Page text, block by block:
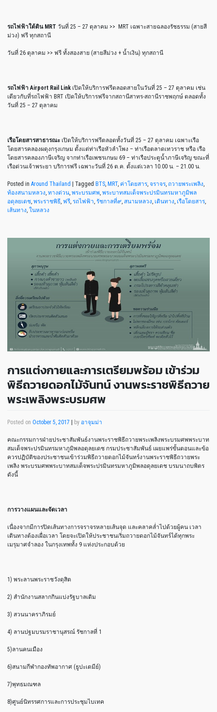
รถไฟฟ้าใต้ดิน MRT วันที่ 25 – 27 ตุลาคม >> MRT เฉพาะสายฉลองรัชธรรม (สายสี
ม่วง) ฟรี ทุกสถานี
วันที่ 26 ตุลาคม >> ฟรี ทั้งสองสาย (สายสีม่วง + น้ำเงิน) ทุกสถานี
รถไฟฟ้า Airport Rail Link เปิดให้บริการฟรีตลอดสายในวันที่ 25 – 27 ตุลาคม เช่น
เดียวกับที่รถไฟฟ้า BRT เปิดให้บริการฟรีจากสถานีสาทร-สถานีราชพฤกษ์ ตลอดทั้ง
วันที่ 25 – 27 ตุลาคม
เรือโดยสารสาธารณะ เปิดให้บริการฟรีตลอดทั้งวันที่ 25 – 27 ตุลาคม เฉพาะเรือ
โดยสารคลองผดุงกรุงเกษม ตั้งแต่ท่าเรือหัวลำโพง – ท่าเรือตลาดเทวราช หรือ เรือ
โดยสารคลองภาษีเจริญ จากท่าเรือเพชรเกษม 69 – ท่าเรือประตูน้ำภาษีเจริญ ขณะที่
เรือด่วนเจ้าพระยา บริการฟรี เฉพาะวันที่ 26 ต.ค. ตั้งแต่เวลา 10.00 น. – 21.00 น.
Posted in Around Thailand | Tagged BTS MRT, ค่าโดยสาร จราจร ถวายพระเพลิง
ท้องสนามหลวง ทางด่วน พระบรมศพ พระบาทสมเด็จพระปรมินทรมหาภูมิพล
อดุลยเดช พระราชพิธี ฟรี รถไฟฟ้า รัชกาลที่๙ สนามหลวง เดินทาง เรือโดยสาร
เส้นทาง ในหลวง
การแต่งกายและการเตรียมพร้อม เข้าร่วม
พิธีถวายดอกไม้จันทน์ งานพระราชพิธีถวาย
พระเพลิงพระบรมศพ
Posted on October 5, 2017 by อาจุมม่า
คณะกรรมการฝ่ายประชาสัมพันธ์งานพระราชพิธีถวายพระเพลิงพระบรมศพพระบาท
สมเด็จพระปรมินทรมหาภูมิพลอดุลยเดช กรมประชาสัมพันธ์ เผยแพร่ขั้นตอนและข้อ
ควรปฏิบัติของประชาชนเข้าร่วมพิธีถวายดอกไม้จันทร์งานพระราชพิธีถวายพระ
เพลิง พระบรมศพพระบาทสมเด็จพระปรมินทรมหาภูมิพลอดุลยเดช บรมนาถบพิตร
ดังนี้
การวางแผนและจัดเวลา
เนื่องจากมีการปิดเส้นทางการจราจรหลายเส้นจุด และคลาคล่ำไปด้วยผู้คน เวลา
เดินทางต้องเผื่อเวลา โดยจะเปิดให้ประชาชนเริ่มถวายดอกไม้จันทร์ได้ทุกพระ
เมรุมาศจำลอง ในกรุงเทพทั้ง 9 แห่งประกอบด้วย
1) พระลานพระราชวังดุสิต
2) สำนักงานสลากกินแบ่งรัฐบาลเดิม
3) สวนนาคราภิรมย์
4) ลานปฐมบรมราชานุสรณ์ รัชกาลที่ 1
5)ลานคนเมือง
6)สนามกีฬากองทัพอากาศ (ธูปะเตมีย์)
7)พุทธมณฑล
8)ศูนย์นิทรรศการและการประชุมไบเทค